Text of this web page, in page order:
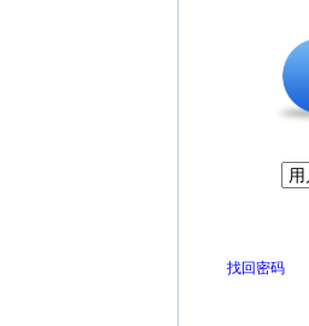
找回密码